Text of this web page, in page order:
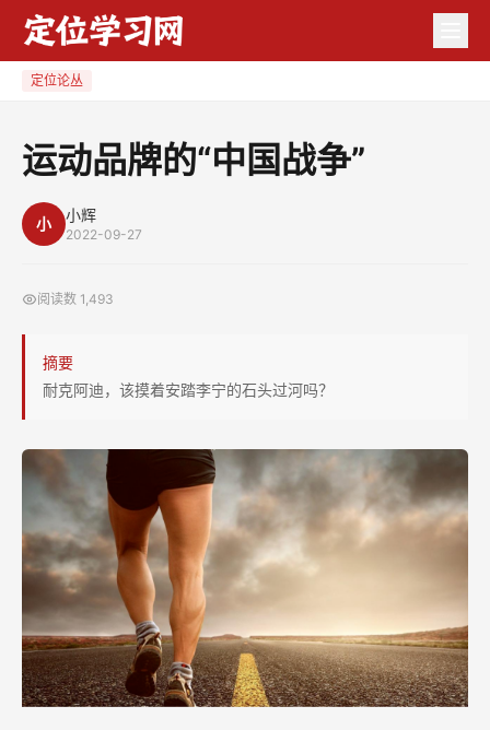
“中
定位论丛
运动品牌的“中国战争”
小 小辉
2022-09-27
阅读数 1,493
摘要
耐克阿迪，该摸着安踏李宁的石头过河吗？